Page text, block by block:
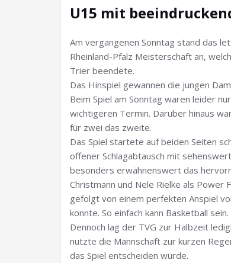
U15 mit
Am vergangenen Sonntag stand das
Rheinland-Pfalz Meisterschaft an,
Trier beendete.
Das Hinspiel gewannen die jungen
Beim Spiel am Sonntag waren leider
wichtigeren Termin. Darüber hinaus
für zwei das zweite.
Das Spiel startete auf beiden Seiten
offener Schlagabtausch mit
besonders erwähnenswert das
Christmann und Nele Rielke als Power
gefolgt von einem perfekten Anspiel
konnte. So einfach kann Basketball sein.
Dennoch lag der TVG zur Halbzeit
nutzte die Mannschaft zur kurzen
das Spiel entscheiden würde.